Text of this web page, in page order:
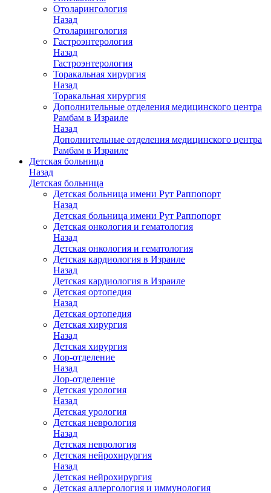
Отоларингология
Назад
Отоларингология
Гастроэнтерология
Назад
Гастроэнтерология
Торакальная хирургия
Назад
Торакальная хирургия
Дополнительные отделения медицинского центра
Рамбам в Израиле
Назад
Дополнительные отделения медицинского центра
Рамбам в Израиле
Детская больница
Назад
Детская больница
Детская больница имени Рут Раппопорт
Назад
Детская больница имени Рут Раппопорт
Детская онкология и гематология
Назад
Детская онкология и гематология
Детская кардиология в Израиле
Назад
Детская кардиология в Израиле
Детская ортопедия
Назад
Детская ортопедия
Детская хирургия
Назад
Детская хирургия
Лор-отделение
Назад
Лор-отделение
Детская урология
Назад
Детская урология
Детская неврология
Назад
Детская неврология
Детская нейрохирургия
Назад
Детская нейрохирургия
Детская аллергология и иммунология